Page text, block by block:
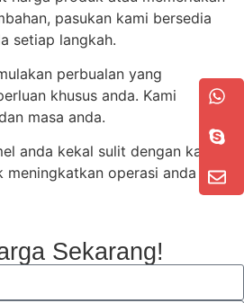
pasukan kami bersedia
setiap langkah.
perbualan yang
khusus anda. Kami
masa anda.
anda kekal sulit dengan kami.
meningkatkan operasi anda hari
Sekarang!